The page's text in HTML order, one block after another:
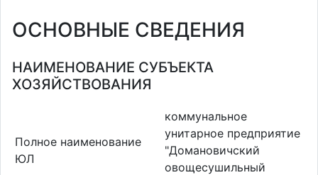
ОСНОВНЫЕ СВЕДЕНИЯ
НАИМЕНОВАНИЕ СУБЪЕКТА
ХОЗЯЙСТВОВАНИЯ
Полное наименование
ЮЛ
коммунальное
унитарное предприятие
"Домановичский
овощесушильный